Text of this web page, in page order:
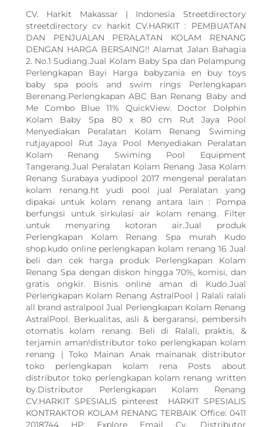
CV. Harkit Makassar | Indonesia Streetdirectory
streetdirectory cv harkit CV.HARKIT : PEMBUATAN
DAN PENJUALAN PERALATAN KOLAM RENANG
DENGAN HARGA BERSAING!! Alamat Jalan Bahagia
2. No.1 Sudiang.Jual Kolam Baby Spa dan Pelampung
Perlengkapan Bayi Harga babyzania en buy toys
baby spa pools and swim rings Perlengkapan
Berenang.Perlengkapan ABC Ban Renang Baby and
Me Combo Blue 11% QuickView. Doctor Dolphin
Kolam Baby Spa 80 x 80 cm Rut Jaya Pool
Menyediakan Peralatan Kolam Renang Swiming
rutjayapool Rut Jaya Pool Menyediakan Peralatan
Kolam Renang Swiming Pool Equipment
Tangerang.Jual Peralatan Kolam Renang Jasa Kolam
Renang Surabaya yudipool 2017 mengenal peralatan
kolam renang.ht yudi pool jual Peralatan yang
dipakai untuk kolam renang antara lain : Pompa
berfungsi untuk sirkulasi air kolam renang. Filter
untuk menyaring kotoran air.Jual produk
Perlengkapan Kolam Renang Spa murah Kudo
shop.kudo online perlengkapan kolam renang 16 Jual
beli dan cek harga produk Perlengkapan Kolam
Renang Spa dengan diskon hingga 70%, komisi, dan
gratis ongkir. Bisnis online aman di Kudo.Jual
Perlengkapan Kolam Renang AstralPool | Ralali ralali
all brand astralpool Jual Perlengkapan Kolam Renang
AstralPool. Berkualitas, asli & bergaransi, pembersih
otomatis kolam renang. Beli di Ralali, praktis, &
terjamin aman!distributor toko perlengkapan kolam
renang | Toko Mainan Anak mainanak distributor
toko perlengkapan kolam rena Posts about
distributor toko perlengkapan kolam renang written
by.Distributor Perlengkapan Kolam Renang
CV.HARKIT SPESIALIS pinterest HARKIT SPESIALIS
KONTRAKTOR KOLAM RENANG TERBAIK Office: 0411
2018744 HP: Explore Email Cv, Distributor